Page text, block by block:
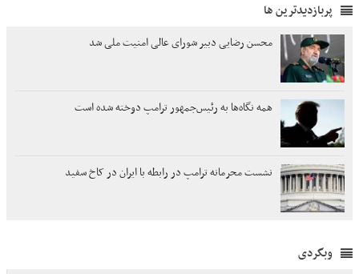
پربازدیدترین ها
محسن رضایی دبیر شورای عالی امنیت ملی شد
همه نگاه‌ها به رئیس‌جمهور ترامپ دوخته شده است
نشست محرمانه ترامپ در رابطه با ایران در کاخ سفید
وبگردی